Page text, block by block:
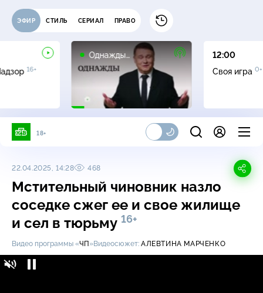
ЭФИР СТИЛЬ СЕРИАЛ ПРАВО
16+
Однажды…
16+
12:00
Своя игра 0+
18+
22.04.2025, 14:28 468
Мстительный чиновник назло
соседке сжег ее и свое жилище
и сел в тюрьму 16+
Видео программы «ЧП»Видеосюжет: АЛЕВТИНА МАРЧЕНКО